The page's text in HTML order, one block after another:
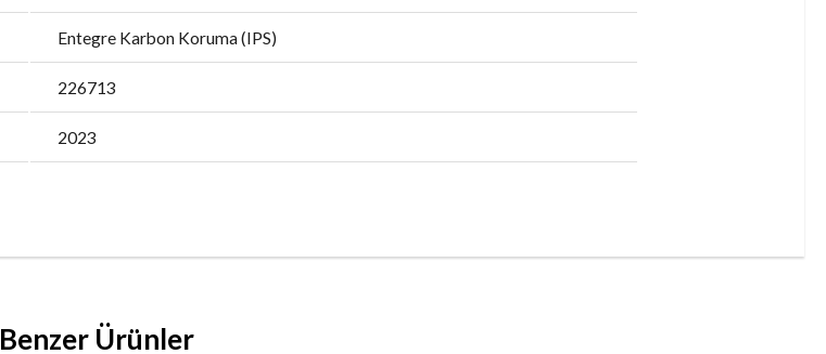
Entegre Karbon Koruma (IPS)
226713
2023
Benzer Ürünler